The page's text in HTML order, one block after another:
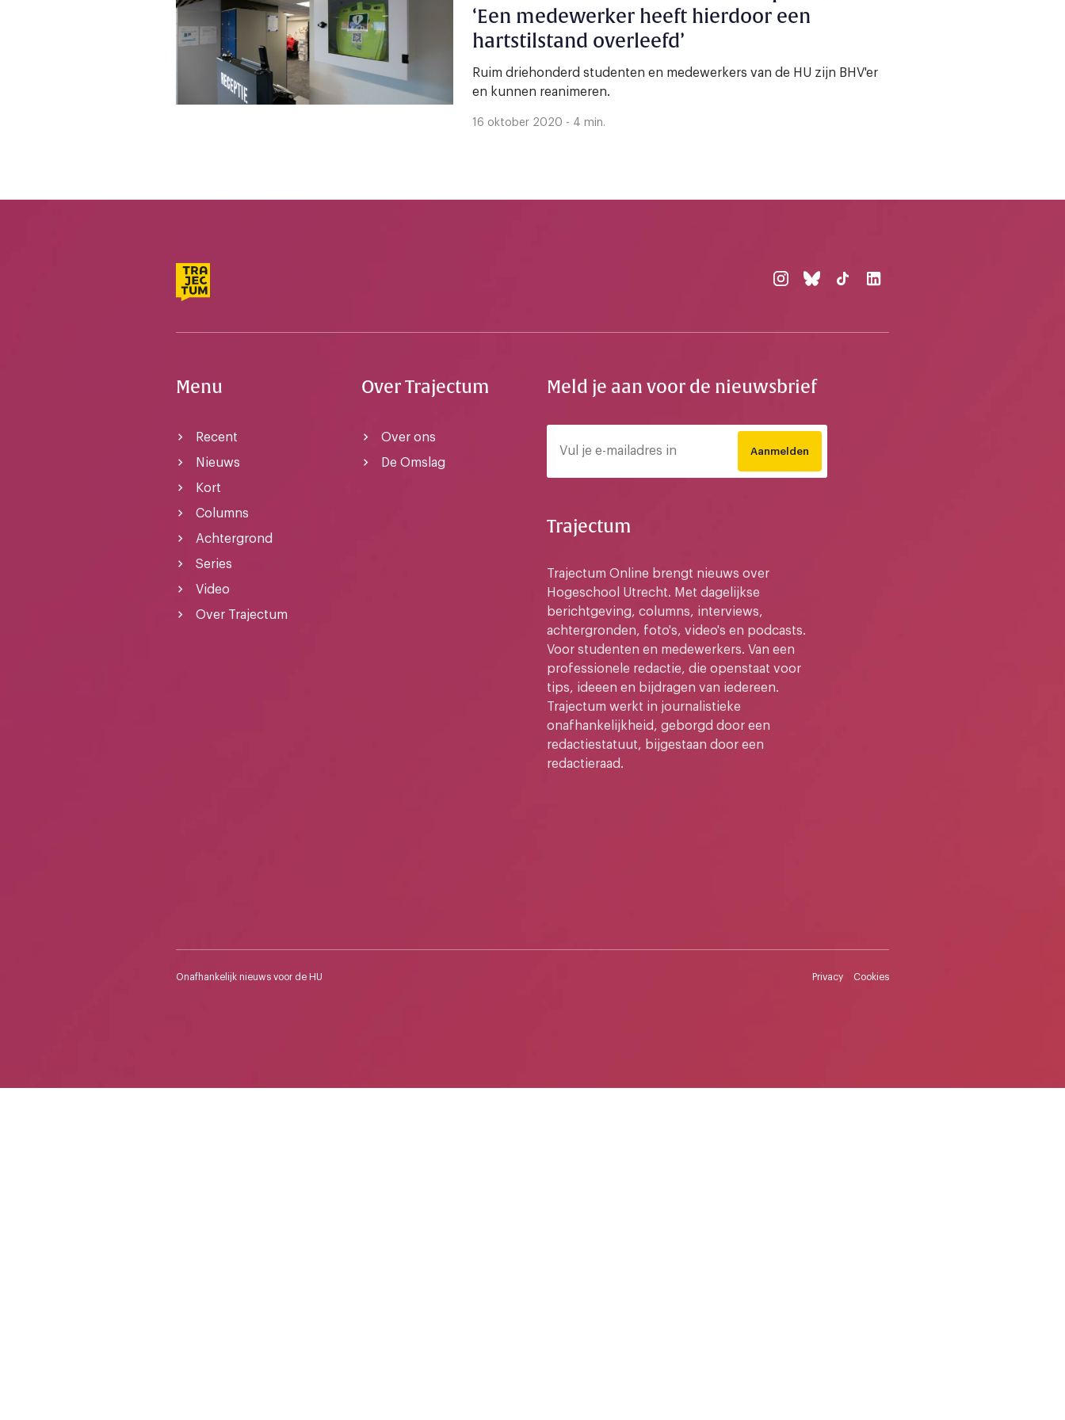
‘Een medewerker heeft hierdoor een
hartstilstand overleefd’
Ruim driehonderd studenten en medewerkers van de HU zijn BHV'er
en kunnen reanimeren.
16 oktober 2020 - 4 min.
Menu
Recent
Nieuws
Kort
Columns
Achtergrond
Series
Video
Over Trajectum
Over Trajectum
Over ons
De Omslag
Meld je aan voor de nieuwsbrief
Aanmelden
Trajectum
Trajectum Online brengt nieuws over
Hogeschool Utrecht. Met dagelijkse
berichtgeving, columns, interviews,
achtergronden, foto's, video's en podcasts.
Voor studenten en medewerkers. Van een
professionele redactie, die openstaat voor
tips, ideeen en bijdragen van iedereen.
Trajectum werkt in journalistieke
onafhankelijkheid, geborgd door een
redactiestatuut, bijgestaan door een
redactieraad.
Onafhankelijk nieuws voor de HU Privacy Cookies